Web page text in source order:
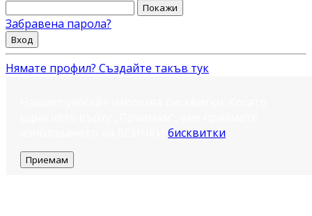
Покажи
Забравена парола?
Вход
Нямате профил? Създайте такъв тук
бисквитки
Приемам